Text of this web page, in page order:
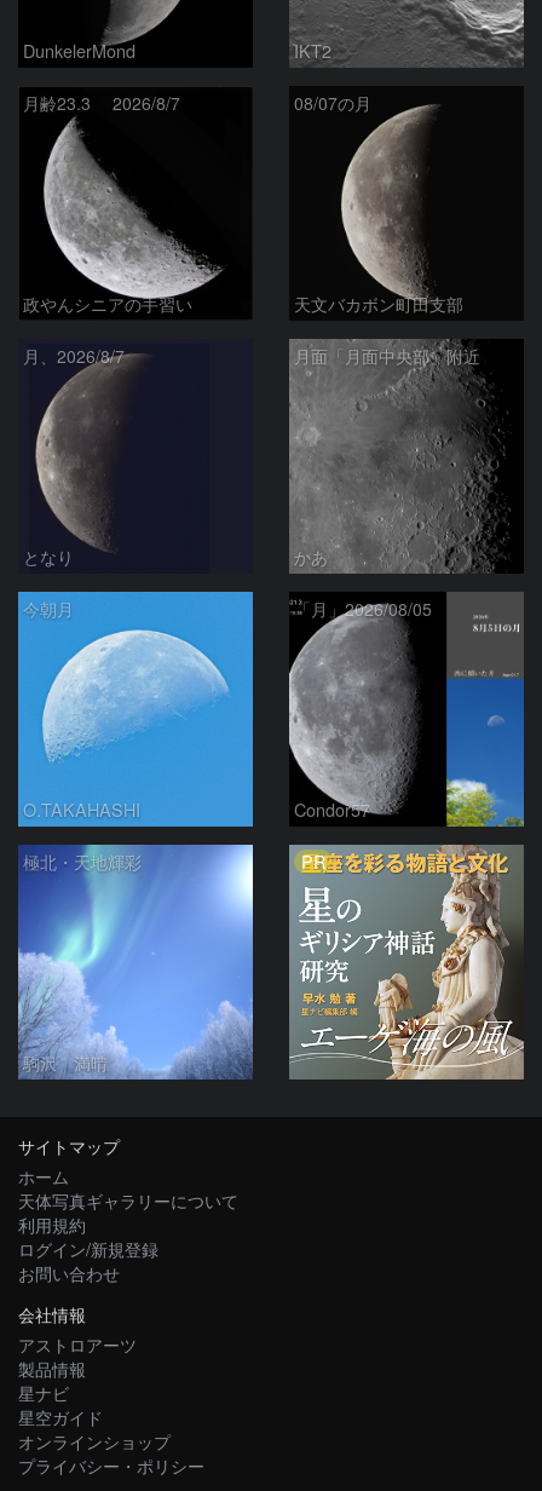
DunkelerMond IKT2
月齢23.3 2026/8/7
政やんシニアの手習い
08/07の月
天文バカボン町田支部
月、2026/8/7
となり
月面「月面中央部」附近
かあ
今朝月
O.TAKAHASHI
「月」2026/08/05
Condor57
極北・天地輝彩
駒沢 満晴
PR
サイトマップ
ホーム
天体写真ギャラリーについて
利用規約
ログイン/新規登録
お問い合わせ
会社情報
アストロアーツ
製品情報
星ナビ
星空ガイド
オンラインショップ
プライバシー・ポリシー